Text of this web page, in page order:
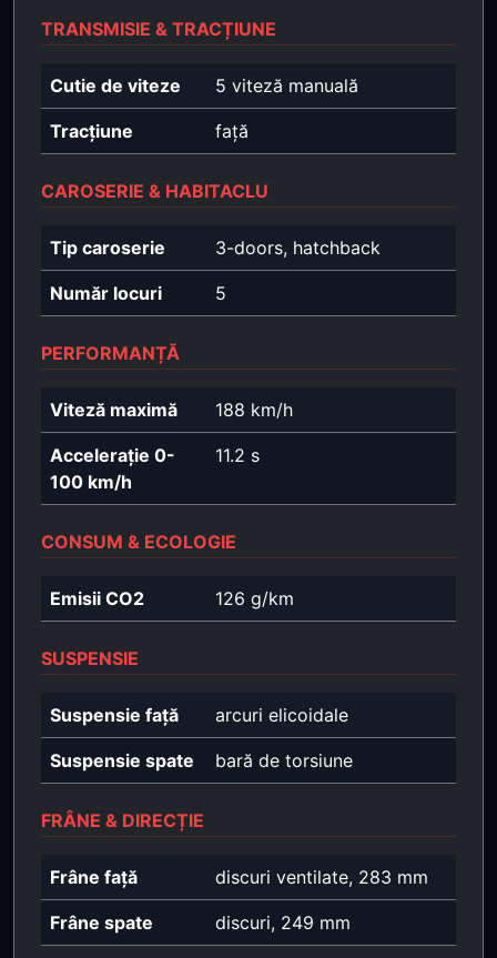
TRANSMISIE & TRACȚIUNE
Cutie de viteze 5 viteză manuală
Tracțiune față
CAROSERIE & HABITACLU
Tip caroserie 3-doors, hatchback
Număr locuri 5
PERFORMANȚĂ
Viteză maximă 188 km/h
Accelerație 0-
100 km/h
11.2 s
CONSUM & ECOLOGIE
Emisii CO2 126 g/km
SUSPENSIE
Suspensie față arcuri elicoidale
Suspensie spate bară de torsiune
FRÂNE & DIRECȚIE
Frâne față discuri ventilate, 283 mm
Frâne spate discuri, 249 mm